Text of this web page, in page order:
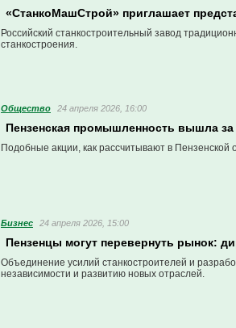
«СтанкоМашСтрой» приглашает
Российский станкостроительный завод
станкостроения.
Общество 24 апреля 2026, 16:00
Пензенская промышленность вышла
Подобные акции, как рассчитывают в Пензенской
Бизнес 24 апреля 2026, 15:00
Пензенцы могут перевернуть рынок:
Объединение усилий станкостроителей и
независимости и развитию новых отраслей.